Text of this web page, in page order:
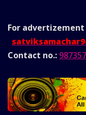
For advertizement
Contact no.: